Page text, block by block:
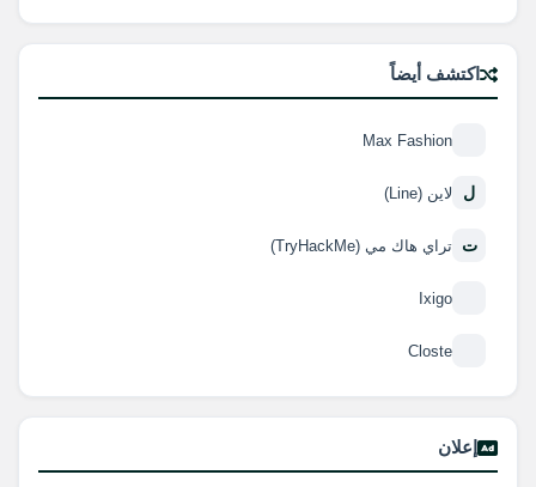
اكتشف أيضاً
Max Fashion
ل لاين (Line)
ت تراي هاك مي (TryHackMe)
Ixigo
Closte
إعلان